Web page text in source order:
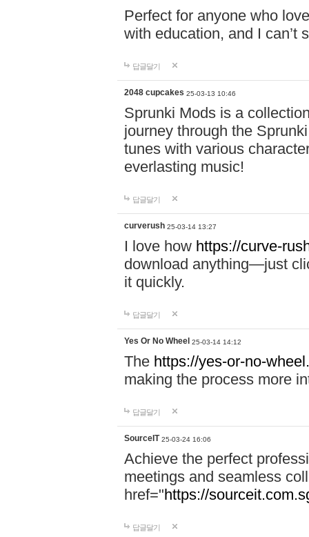
Perfect for anyone who
with education, and I can’t
답글달기
2048 cupcakes 25-03-13 10:46
Sprunki Mods is a
journey through the
tunes with various
everlasting music!
답글달기
curverush 25-03-14 13:27
I love how https://curve-
download anything—just
it quickly.
답글달기
Yes Or No Wheel 25-03-14 14:12
The https://yes-or-no-
making the process more
답글달기
SourceIT 25-03-24 16:06
Achieve the perfect
meetings and seamless
href="https://
답글달기